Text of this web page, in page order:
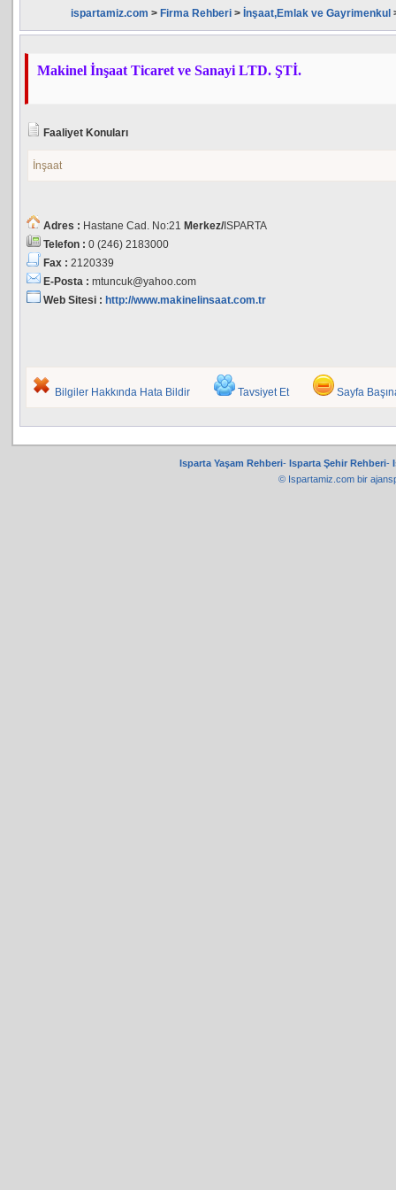
ispartamiz.com > Firma Rehberi > İnşaat,Emlak ve Gayrimenkul
Makinel İnşaat Ticaret ve Sanayi LTD. ŞTİ.
Faaliyet Konuları
İnşaat
Adres : Hastane Cad. No:21 Merkez/ ISPARTA
Telefon : 0 (246) 2183000
Fax : 2120339
E-Posta : mtuncuk@yahoo.com
Web Sitesi : http://www.makinelinsaat.com.tr
Bilgiler Hakkında Hata Bildir Tavsiyet Et Sayfa
Isparta Yaşam Rehberi- Isparta Şehir Rehberi-
© Ispartamiz.com bir